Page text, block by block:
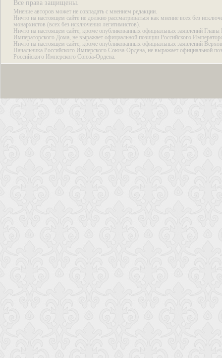
Все права защищены.
Мнение авторов может не совпадать с мнением редакции.
Ничто на настоящем сайте не должно рассматриваться как мнение всех без
монархистов (всех без исключения легитимистов).
Ничто на настоящем сайте, кроме опубликованных официальных заявлений Главы
Императорского Дома, не выражает официальной позиции Российского
Ничто на настоящем сайте, кроме опубликованных официальных заявлений
Начальника Российского Имперского Союза-Ордена, не выражает официальной
Российского Имперского Союза-Ордена.